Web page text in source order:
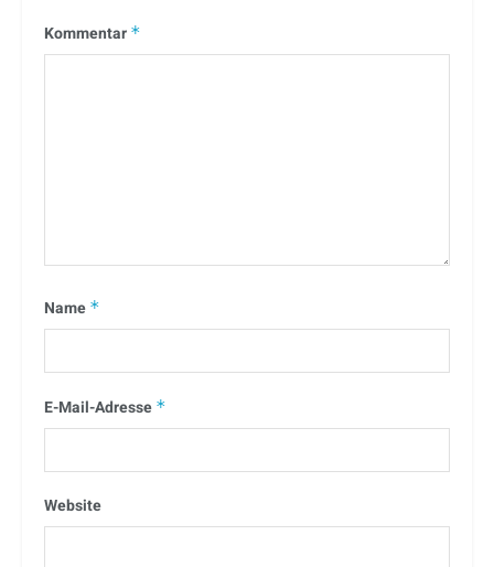
Kommentar *
Name *
E-Mail-Adresse *
Website